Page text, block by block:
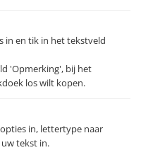
in en tik in het tekstveld
'Opmerking', bij het
los wilt kopen.
in, lettertype naar
tekst in.